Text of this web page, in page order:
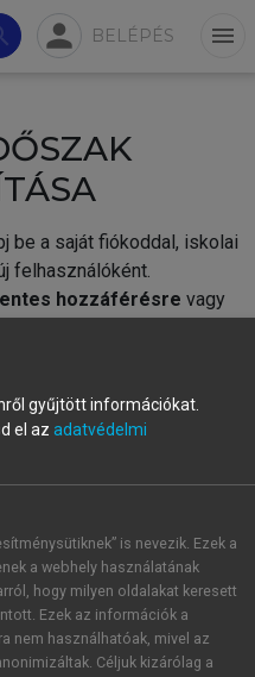
person BELÉPÉS menu
be a saját fiókoddal, iskolai
felhasználóként.
hozzáférésre vagy
létre új fiókot.
automatikusan
gyűjtött információkat.
el az adatvédelmi
is nevezik. Ezek a
a webhely használatának
hogy milyen oldalakat keresett
Ezek az információk a
nem használhatóak, mivel az
Céljuk kizárólag a